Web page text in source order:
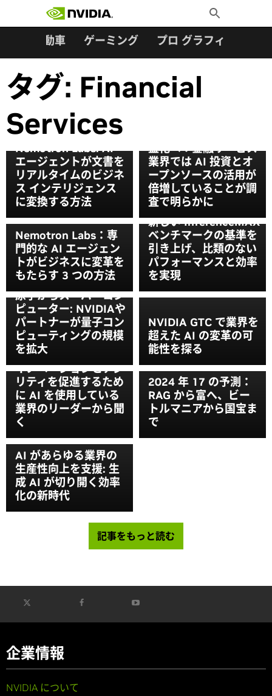
Toggle
Search
自動車 ゲーミング プロ グラフィックス
タグ: Financial
Services
Nemotron Labs: AI
エージェントが文書を
リアルタイムのビジネ
ス インテリジェンス
に変換する方法
益化へ：金融サービス
業界では AI 投資とオ
ープンソースの活用が
倍増していることが調
査で明らかに
Nemotron Labs：専
門的な AI エージェン
トがビジネスに変革を
もたらす 3 つの方法
NVIDIA Blackwell が
新しい InferenceMAX
ベンチマークの基準を
引き上げ、比類のない
パフォーマンスと効率
を実現
原子からスーパーコン
ピューター: NVIDIAや
パートナーが量子コン
ピューティングの規模
を拡大
NVIDIA GTC で業界を
超えた AI の変革の可
能性を探る
GTC における講演：
イノベーションとアジ
リティを促進するため
に AI を使用している
業界のリーダーから聞
く
2024 年 17 の予測：
RAG から富へ、ビー
トルマニアから国宝ま
で
AI があらゆる業界の
生産性向上を支援: 生
成 AI が切り開く効率
化の新時代
記事をもっと読む
企業情報
NVIDIA について